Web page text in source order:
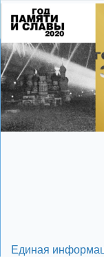
Единая